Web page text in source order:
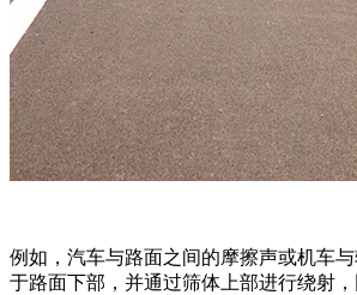
例如，汽车与路面之间的摩擦声或机车
于路面下部，并通过筛体上部进行绕射